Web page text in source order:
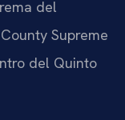
del
Supreme
del Quinto